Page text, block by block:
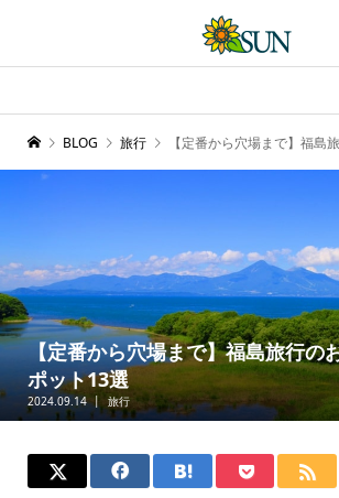
BLOG 旅行 【定番から穴場まで】福島旅行の
【定番から穴場まで】福島旅行の
ポット13選
2024.09.14 旅行